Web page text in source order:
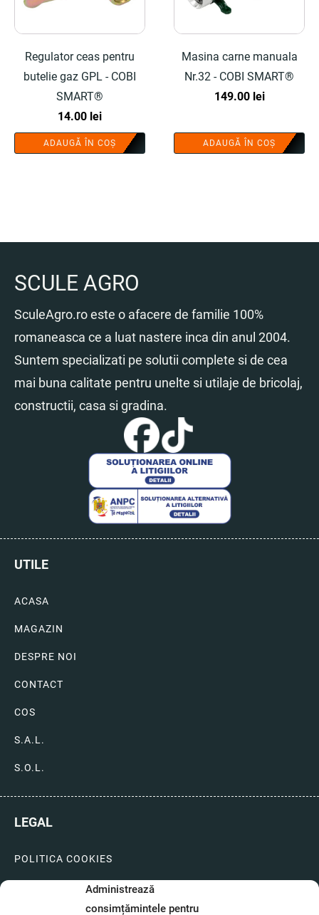
Administrează
consimțămintele pentru
Regulator ceas pentru
butelie gaz GPL - COBI
SMART®
14.00 lei
ADAUGĂ ÎN COȘ
Masina carne manuala
Nr.32 - COBI SMART®
149.00 lei
ADAUGĂ ÎN COȘ
SCULE AGRO
SculeAgro.ro este o afacere de familie 100%
romaneasca ce a luat nastere inca din anul 2004.
Suntem specializati pe solutii complete si de cea
mai buna calitate pentru unelte si utilaje de bricolaj,
constructii, casa si gradina.
UTILE
ACASA
MAGAZIN
DESPRE NOI
CONTACT
COS
S.A.L.
S.O.L.
LEGAL
POLITICA COOKIES
LIVRARI SI PLATI